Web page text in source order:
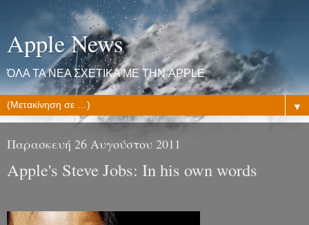
Apple News
ΌΛΑ ΤΑ ΝΕΑ ΣΧΕΤΙΚΑ ΜΕ ΤΗΝ APPLE
▼
Παρασκευή 26 Αυγούστου 2011
Apple's Steve Jobs: In his own words